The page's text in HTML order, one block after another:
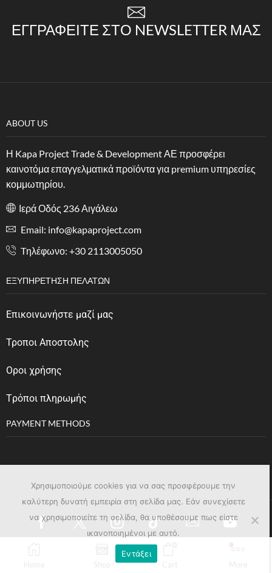
ΕΓΓΡΑΦΕΊΤΕ ΣΤΟ NEWSLETTER ΜΑΣ
ABOUT US
Η Kapa Project Trade & Development ΑΕ προσφέρει
καινοτόμα επαγγελματικά προϊόντα για premium υπηρεσίες
κομμωτηρίου.
Ιερά Οδός 236 Αιγάλεω
Email: info@kapaproject.com
Tηλέφωνο: +30 2113005050
ΕΞΥΠΗΡΈΤΗΣΗ ΠΕΛΑΤΏΝ
Επικοινωνήστε μαζί μας
Τροποι Αποστολης
Οροι χρήσης
Tρόποι πληρωμής
PAYMENT METHODS
affinage.gr . Created by
Χρησιμοποιούμε cookies για να σας προσφέρουμε την
καλύτερη δυνατή εμπειρία στη σελίδα μας. Εάν συνεχίσετε
να χρησιμοποιείτε τη σελίδα, θα υποθέσουμε πως είστε
ικανοποιημένοι με αυτό.
Εντάξει